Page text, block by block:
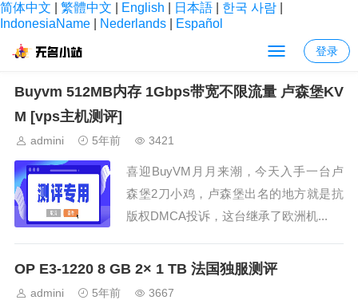
简体中文 繁體中文 English 日本語 한국 사람
IndonesiaName
Nederlands Español
登录
当前位置：首页
Buyvm 512MB内存 1Gbps带宽不限流量 卢森堡KV
M [vps主机测评]
admini 5年前 3421
喜迎BuyVM月月来潮，今天入手一台卢
森堡2刀小鸡，卢森堡出名的地方就是抗
版权DMCA投诉，这台继承了欧洲机...
OP E3-1220 8 GB 2× 1 TB 法国独服测评
admini 5年前 3667